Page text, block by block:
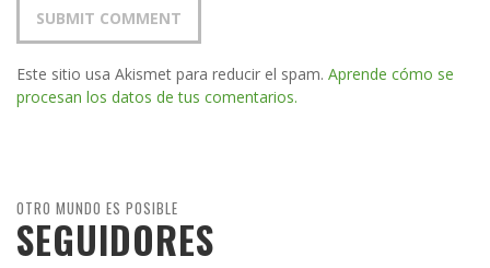
Este sitio usa Akismet para reducir el spam. Aprende cómo se
procesan los datos de tus comentarios.
OTRO MUNDO ES POSIBLE
SEGUIDORES